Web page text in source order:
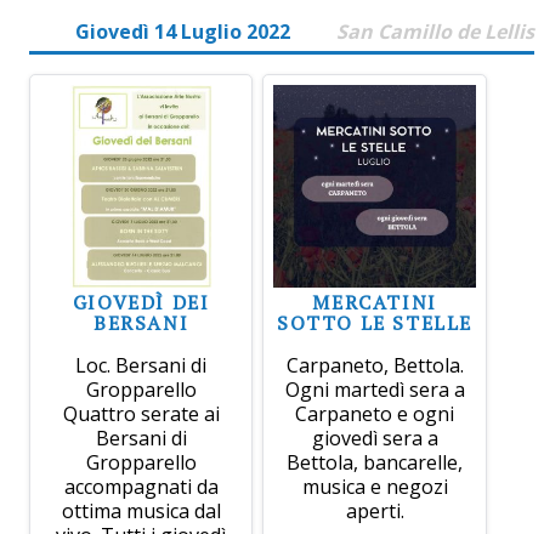
Giovedì 14 Luglio 2022 San Camillo de Lellis
GIOVEDÌ DEI
BERSANI
Loc. Bersani di
Gropparello
Quattro serate ai
Bersani di
Gropparello
accompagnati da
ottima musica dal
MERCATINI
SOTTO LE STELLE
Carpaneto, Bettola.
Ogni martedì sera a
Carpaneto e ogni
giovedì sera a
Bettola, bancarelle,
musica e negozi
aperti.